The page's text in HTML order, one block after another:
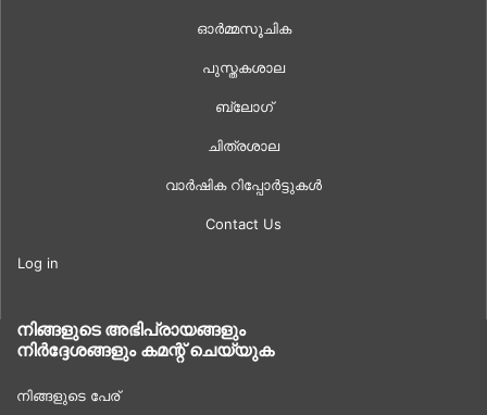
ഓർമ്മസൂചിക
പുസ്തകശാല
ബ്ലോഗ്
ചിത്രശാല
വാർഷിക റിപ്പോർട്ടുകൾ
Contact Us
Log in
നിങ്ങളുടെ അഭിപ്രായങ്ങളും
നിർദ്ദേശങ്ങളും കമന്റ് ചെയ്യുക
നിങ്ങളുടെ പേര്